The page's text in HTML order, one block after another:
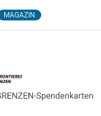
MAGAZIN